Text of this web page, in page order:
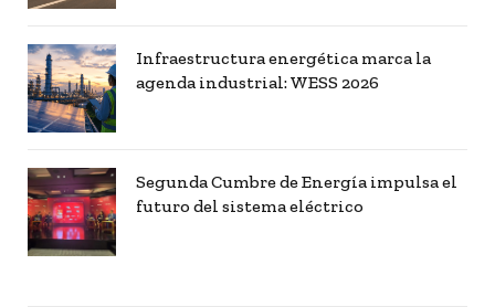
Infraestructura energética marca la
agenda industrial: WESS 2026
Segunda Cumbre de Energía impulsa el
futuro del sistema eléctrico